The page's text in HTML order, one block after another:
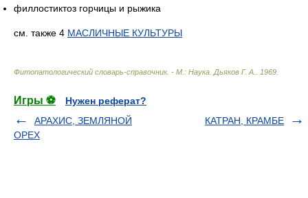
филлостиктоз горчицы и рыжика
см. также 4 МАСЛИЧНЫЕ КУЛЬТУРЫ
Фитопатологический словарь-справочник. - М.: Наука Дьяков Г. А. 1969
Игры ⚽
Нужен реферат?
АРАХИС, ЗЕМЛЯНОЙ
ОРЕХ
КАТРАН, КРАМБЕ